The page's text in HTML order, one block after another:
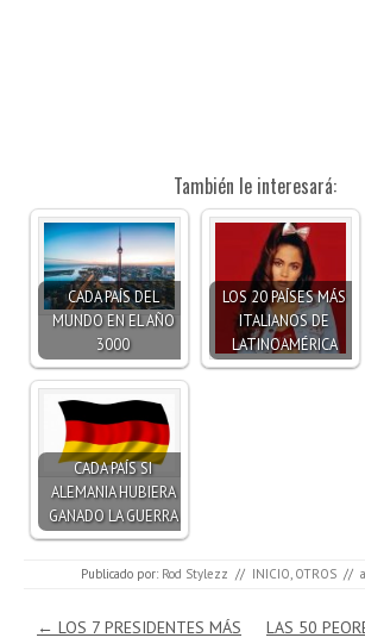
También le interesará:
CADA PAÍS DEL
MUNDO EN EL AÑO
3000
LOS 20 PAÍSES MÁS
ITALIANOS DE
LATINOAMÉRICA
CADA PAÍS SI
ALEMANIA HUBIERA
GANADO LA GUERRA
Publicado por: Rod Stylezz // INICIO OTROS //
Navegación de entradas
← LOS 7 PRESIDENTES MÁS
LAS 50